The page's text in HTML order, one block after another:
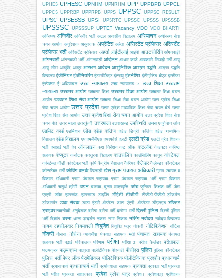
UPHES UPHESC UPNHM UPNRHM UPP UPPBPB UPPCL
UPPCS UPPRBP UPPRPB UPPS UPPSC UPPSC RESULT
UPSC UPSESSB UPSI UPSRTC UPSSC UPSSS UPSSSB
UPSSSC UPSSSUP UPTET Vacancy VDO VDO BHARTI
अग्निपथ अग्निवीर अग्निवीर भर्ती अटल आवासीय विद्यालय अधियाचन अधीनस्थ सेवा
चयन आयोग अनुदेशक अनुवादक अप्रेंटिस अर्हता असिस्टेंट प्रोफेसर असिस्टेंट
प्रोफेसर भर्ती अस्सिटेंट प्रोफेसर अहर्ता आईटीआई आईबी आउटसोर्सिंग आँगनबाड़ी
आंगनबाड़ी आंगनबाड़ी भर्ती आंगनवाड़ी आंदोलन आधार कार्ड आबकारी सिपाही भर्ती आयु
आयु सीमा आयुर्वेद आयुष आरक्षण आवेदन आशुलिपिक आश्रम पद्धति आश्रम पद्धति
विद्यालय इंजीनियर इंजीनियरिंग इंटरमीडिएट इंटरव्यू इंटर्नशिप इंटीग्रेटेड बीएड इस्तीफा
इंस्पेक्टर ई अधियाचन उच्च न्यायालय उच्च न्यायालय z उच्च शिक्षा उच्चतम
न्यायालय उच्चतर आयोग उच्चतर शिक्षा उच्चतर शिक्षा आयोग उच्चतर शिक्षा चयन
आयोग उच्चतर शिक्षा सेवा आयोग उच्चतर शिक्षा सेवा चयन आयोग उतर प्रदेश शिक्षा
सेवा चयन आयोग उत्तर प्रदेश उत्तर प्रदेश माध्यमिक शिक्षा सेवा चयन बोर्ड उत्तर
प्रदेश शिक्षा सेवा आयोग उत्तर प्रदेश शिक्षा सेवा चयन आयोग उत्तर प्रदेश शिक्षा सेवा
चयन बोर्ड उत्तर माला उत्तरकुंजी उत्तरमाला उत्तराखण्ड उपस्थिति उप्पस एजूकेशन लोन
एडमिट कार्ड एडमिशन एडेड एडेड कॉलेज एडेड डिग्री कॉलेज एडेड माध्यमिक
विद्यालय एडेड विद्यालय एप एमबीबीएस एयरफोर्स एलटी एलटी ग्रेड एलटी ग्रेड शिक्षक
भर्ती एसआई भर्ती ऐप ऑनलाइन कक्ष निरीक्षण कट ऑफ कटऑफ कंडक्टर कनिष्ठ
सहायक कंप्यूटर कर्नाटक कस्तूरबा विद्यालय काउंसलिंग काउंसिलिंग कानून कांस्टेबल
कांस्टेबल जीडी कांस्टेबल भर्ती कृषि केंद्रीय विद्यालय कैरियर कैलेंडर कैलेण्डर कॉन्स्टेबल
कॉन्स्टेबल भर्ती कोचिंग क्लर्क खिलाड़ी खेल ग्राम पंचायत अधिकारी ग्राम पंचायत व
विकास अधिकारी ग्राम पंचायत सहायक ग्राम पंचायत सहायक भर्ती ग्राम विकास
अधिकारी चतुर्थ श्रेणी चयन चालक चुनाव छात्रवृत्ति जांच जूनियर शिक्षक भर्ती जेल
प्रहरी
जॉब्स झारखंड झारखण्ड टाइपिंग टीईटी टीजीटी टीजीटी-पीजीटी
ट्रेडमैन
ट्रेडसमैन डाक सेवक डाटा इंट्री ऑपरेटर डाटा एंट्री ऑपरेटर डीएलएड डॉक्टर
ड्राइवर तकनीकी अनुदेशक दरोगा दरोगा भर्ती दारोगा भर्ती दिल्ली पुलिस दिल्ली पुलिस
भर्ती दिव्यांग धरना धरना-प्रदर्शन नकल नगर निकाय नर्सिंग नवोदय नवोदय विद्यालय
नायब तहसीलदार नियमावली नियुक्ति नियुक्ति पत्र नोकरी नोटिफिकेशन नोटिस
नौकरी नौसना नौसेना न्यायधीश पंचयात सहायक भर्ती पंचायत सहायक पंचायत
सहायक भर्ती पढ़ाई परिचालक परिणाम परीक्षा परीक्षा z परीक्षा कैलेंडर परीक्षाफल
पाठयक्रम पाठ्यक्रम पात्रता पालीटेक्निक पीएचडी पीसीएस पुलिस पुलिस कॉन्स्टेबल
पुलिस भर्ती पेपर लीक पैरामेडिकल पॉलिटेक्निक पॉलीटेक्निक प्रदर्शन प्रधानचार्य
भर्ती प्रधानाचार्य प्रधानाचार्य भर्ती प्रयोगशाला सहायक प्रवक्ता प्रवक्ता भर्ती प्रवक्ता
भर्ती परीक्षा
प्रवक्ता साक्षात्कार प्रवेश प्रवेश पत्र प्रवेश। प्रवेशपत्र प्रशिक्षक